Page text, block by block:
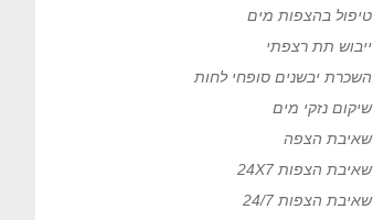
טיפול בהצפות מים
ייבוש תת רצפתי
השכרת יבשנים סופחי לחות
שיקום נזקי מים
שאיבת הצפה
שאיבת הצפות 24X7
שאיבת הצפות 24/7